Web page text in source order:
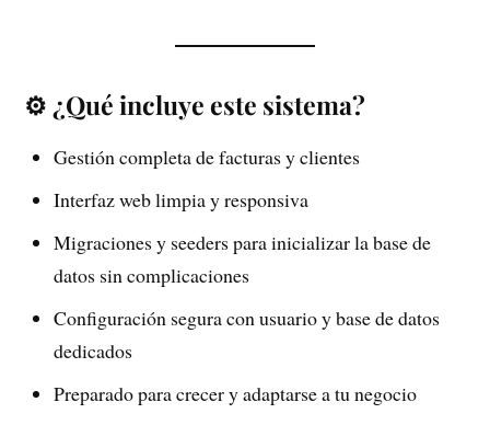
⚙️ ¿Qué incluye este sistema?
Gestión completa de facturas y clientes
Interfaz web limpia y responsiva
Migraciones y seeders para inicializar la base de
datos sin complicaciones
Configuración segura con usuario y base de datos
dedicados
Preparado para crecer y adaptarse a tu negocio